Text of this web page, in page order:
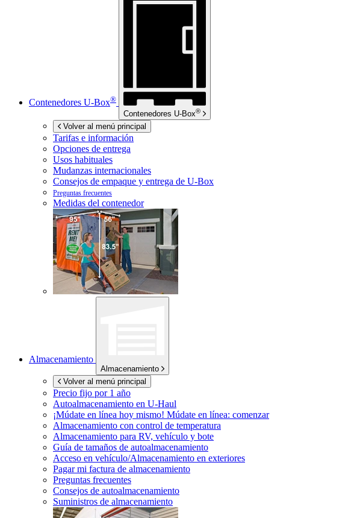
Contenedores U-Box®
Contenedores U-Box®
Volver al menú principal
Tarifas e información
Opciones de entrega
Usos habituales
Mudanzas internacionales
Consejos de empaque y entrega de U-Box
Preguntas frecuentes
Medidas del contenedor
Almacenamiento
Almacenamiento
Volver al menú principal
Precio fijo por 1 año
Autoalmacenamiento en U-Haul
¡Múdate en línea hoy mismo! Múdate en línea: comenzar
Almacenamiento con control de temperatura
Almacenamiento para RV, vehículo y bote
Guía de tamaños de autoalmacenamiento
Acceso en vehículo/Almacenamiento en exteriores
Pagar mi factura de almacenamiento
Preguntas frecuentes
Consejos de autoalmacenamiento
Suministros de almacenamiento